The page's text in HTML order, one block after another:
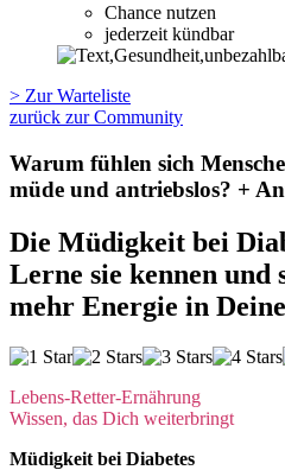
Chance nutzen
jederzeit kündbar
> Zur Warteliste
zurück zur Community
Warum fühlen sich
müde und antriebslos? +
Die Müdigkeit bei
Lerne sie kennen und
mehr Energie in
Lebens-Retter-Ernährung
Wissen, das Dich weiterbringt
Müdigkeit bei Diabetes